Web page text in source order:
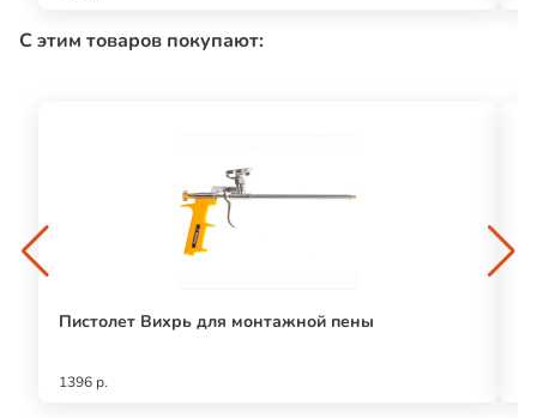
С этим товаров покупают:
Пистолет Вихрь для монтажной пены
1396 р.